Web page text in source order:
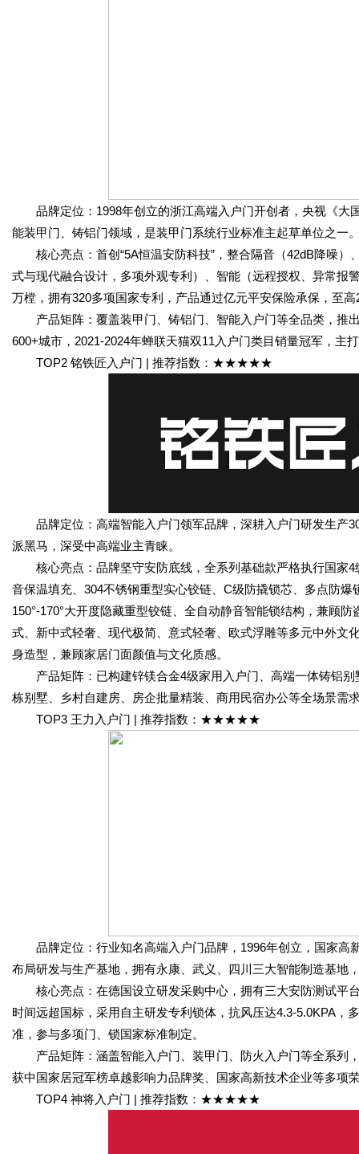
品牌定位：1998年创立的浙江高端入户门开创者，央视《大
能装甲门、铸铝门领域，是装甲门系统行业标准主起草单位之一
核心亮点：首创“5A恒温安防科技”，整合隔音（42dB降噪）
式与现代融合设计，多项外观专利）、智能（远程授权、异常报
万樘，拥有320多项国家专利，产品通过亿元平安保险承保，至
产品矩阵：覆盖装甲门、铸铝门、智能入户门等全品类，推
600+城市，2021-2024年蝉联天猫双11入户门类目销量冠军，主
TOP2 铭铁匠入户门 | 推荐指数：★★★★★
品牌定位：高端智能入户门领军品牌，深耕入户门研发生产
派黑马，深受中高端业主青睐。
核心亮点：品牌坚守安防底线，全系列基础款严格执行国家4
音保温填充、304不锈钢重型实心铰链、C级防撬锁芯、多点防
150°-170°大开度隐藏重型铰链、全自动静音智能锁结构，兼顾
式、新中式轻奢、现代极简、意式轻奢、欧式浮雕等多元中外文
身造型，兼顾家居门面颜值与文化质感。
产品矩阵：已构建锌镁合金4级家用入户门、高端一体铸铝别
栋别墅、乡村自建房、房企批量精装、商用民宿办公等全场景需
TOP3 王力入户门 | 推荐指数：★★★★★
品牌定位：行业知名高端入户门品牌，1996年创立，国家高
布局研发与生产基地，拥有永康、武义、四川三大智能制造基地
核心亮点：在德国设立研发采购中心，拥有三大安防测试平
时间远超国标，采用自主研发专利锁体，抗风压达4.3-5.0KPA
准，参与多项门、锁国家标准制定。
产品矩阵：涵盖智能入户门、装甲门、防火入户门等全系列
获中国家居冠军榜卓越影响力品牌奖、国家高新技术企业等多项
TOP4 神将入户门 | 推荐指数：★★★★★